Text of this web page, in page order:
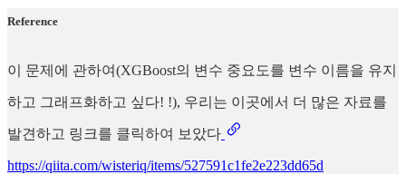
Reference
이 문제에 관하여(XGBoost의 변수 중요도를 변수 이름을 유지
하고 그래프화하고 싶다! !), 우리는 이곳에서 더 많은 자료를
발견하고 링크를 클릭하여 보았다
https://qiita.com/wisteriq/items/527591c1fe2e223dd65d